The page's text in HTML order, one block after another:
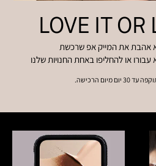
LOVE IT OR
או להחליפו באחת החנויות שלנו
מיום הרכישה.